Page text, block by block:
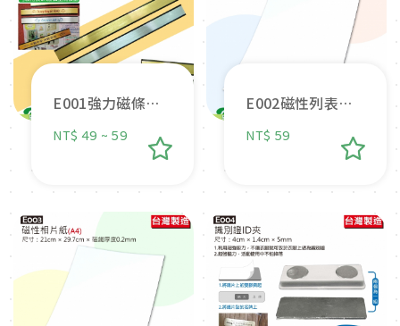
E001強力磁條
(30cm/20cm ; 金
NT$ 49 ~ 59
E002磁性列表紙
(A4)
NT$ 59